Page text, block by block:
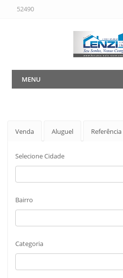
52490
MENU
Venda Aluguel Referência
Selecione Cidade
Bairro
Categoria